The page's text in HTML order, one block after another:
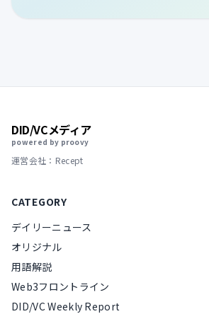
DID/VCメディア
powered by proovy
運営会社：Recept
CATEGORY
デイリーニュース
オリジナル
用語解説
Web3フロントライン
DID/VC Weekly Report